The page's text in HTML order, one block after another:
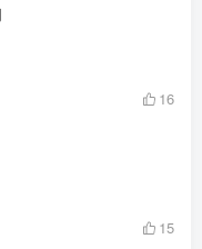
16
15